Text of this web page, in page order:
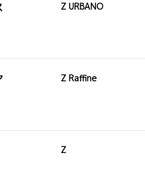
Z URBANO
Z Raffine
Z